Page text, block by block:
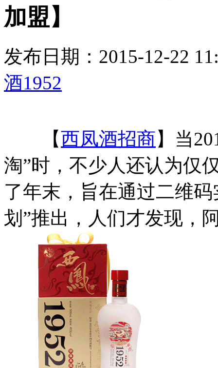
加盟】
发布日期：2015-12-22
酒1952
【西凤酒招商】当
淘”时，不少人还认为仅
了年末，旨在通过二维
划”推出，人们才发现，